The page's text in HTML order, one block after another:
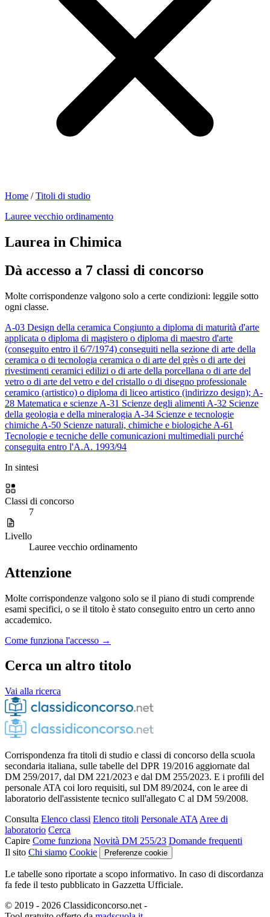
Home /Titoli di studio
Lauree vecchio ordinamento
Laurea in Chimica
Dà accesso a 7 classi di concorso
Molte corrispondenze valgono solo a certe condizioni: leggile sotto
ogni classe.
A-03 Design della ceramica Congiunto a diploma di maturità d'arte
applicata o diploma di magistero o diploma di maestro d'arte
(conseguito entro il 6/7/1974) conseguiti nella sezione di arte della
ceramica o di tecnologia ceramica o di arte del grès o di arte dei
rivestimenti ceramici edilizi o di arte della porcellana o di arte del
vetro o di arte del vetro e del cristallo o di disegno professionale
ceramico (artistico) o diploma di liceo artistico (indirizzo design); A-
28 Matematica e scienze A-31 Scienze degli alimenti A-32 Scienze
della geologia e della mineralogia A-34 Scienze e tecnologie
chimiche A-50 Scienze naturali, chimiche e biologiche A-61
Tecnologie e tecniche delle comunicazioni multimediali purché
conseguita entro l'A.A. 1993/94
In sintesi
Classi di concorso
7
Livello
Lauree vecchio ordinamento
Attenzione
Molte corrispondenze valgono solo se il piano di studi comprende
esami specifici, o se il titolo è stato conseguito entro un certo anno
accademico.
Come funziona l'accesso →
Cerca un altro titolo
Vai alla ricerca
Corrispondenza fra titoli di studio e classi di concorso della scuola
secondaria italiana, sulle tabelle del DPR 19/2016 aggiornate dal
DM 259/2017, dal DM 221/2023 e dal DM 255/2023. E i profili del
personale ATA coi loro requisiti, sul DM 89/2024, con le aree di
laboratorio dell'assistente tecnico sull'allegato C al DM 59/2008.
Consulta Elenco classi Elenco titoli Personale ATA Aree di
laboratorio Cerca
Capire Come funziona Novità DM 255/23 Domande frequenti
Il sito Chi siamo Cookie Preferenze cookie
Le tabelle sono riportate a scopo informativo. In caso di discordanza
fa fede il testo pubblicato in Gazzetta Ufficiale.
© 2019 - 2026 Classidiconcorso.net -